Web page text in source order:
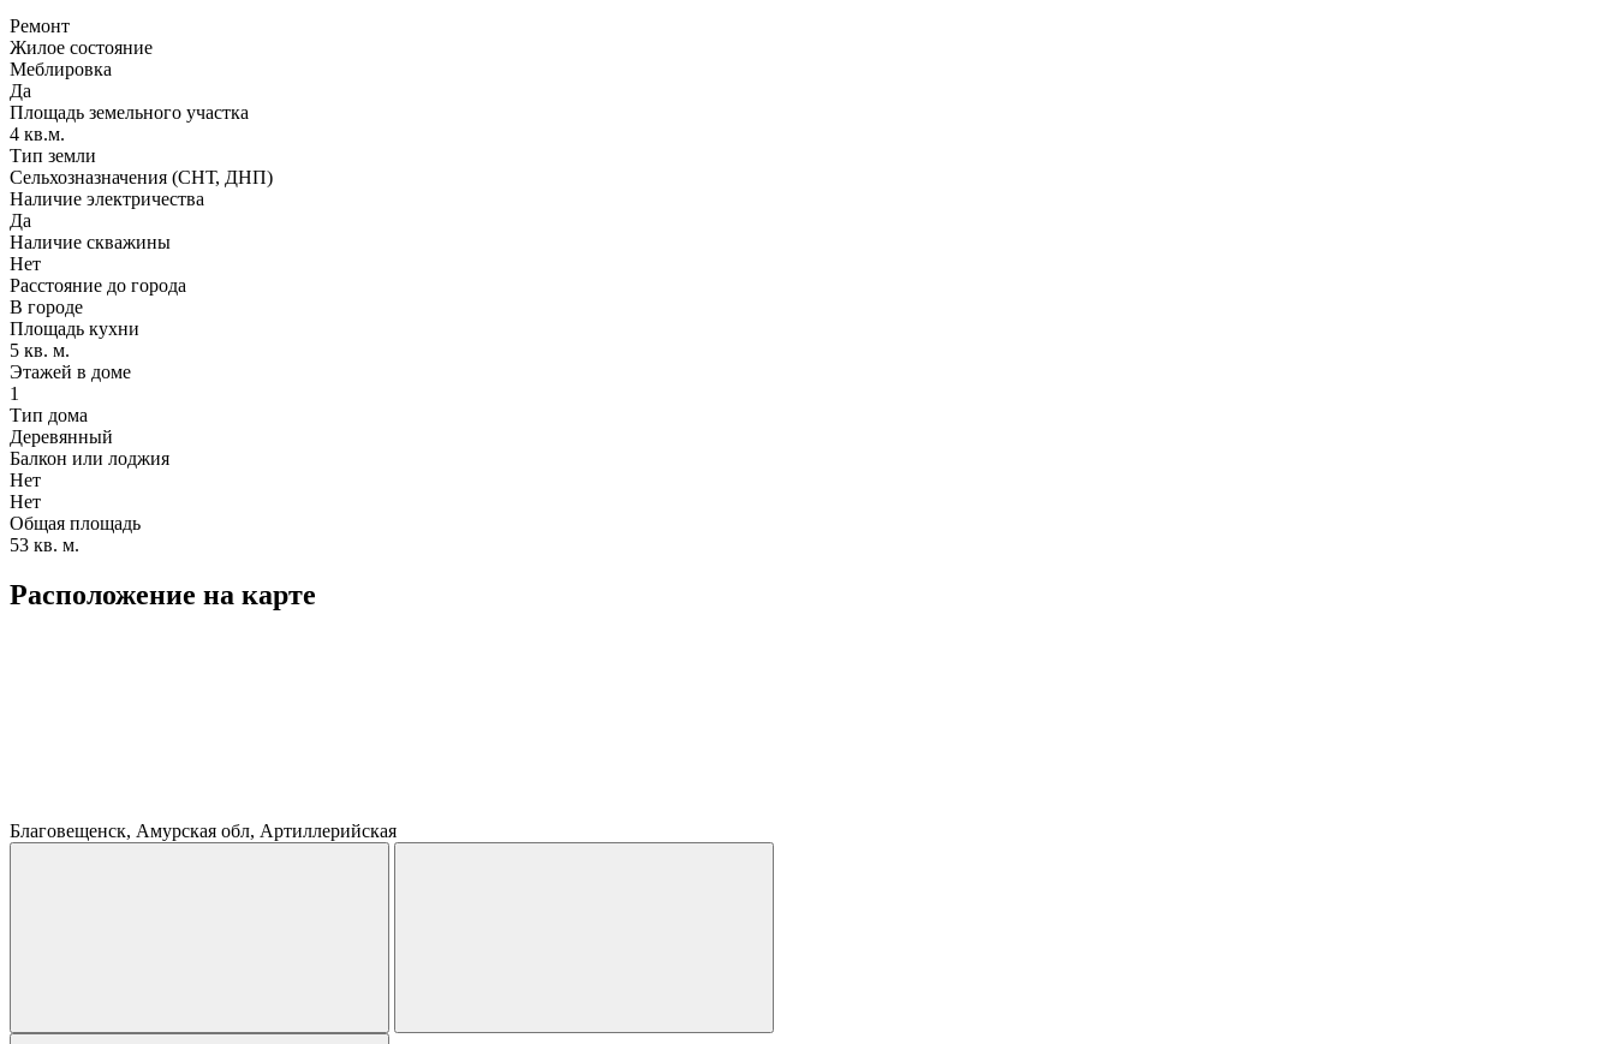
Ремонт
Жилое состояние
Меблировка
Да
Площадь земельного участка
4 кв.м.
Тип земли
Сельхозназначения (СНТ, ДНП)
Наличие электричества
Да
Наличие скважины
Нет
Расстояние до города
В городе
Площадь кухни
5 кв. м.
Этажей в доме
1
Тип дома
Деревянный
Балкон или лоджия
Нет
Нет
Общая площадь
53 кв. м.
Расположение на карте
Благовещенск, Амурская обл, Артиллерийская